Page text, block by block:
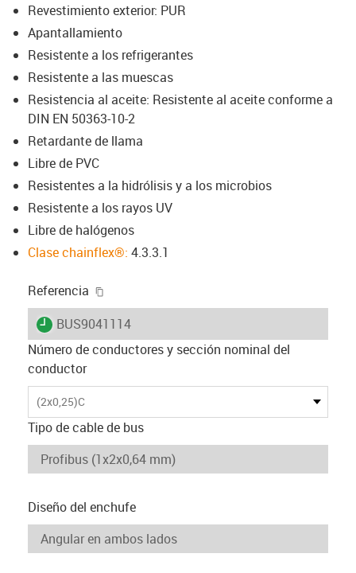
Revestimiento exterior: PUR
Apantallamiento
Resistente a los refrigerantes
Resistente a las muescas
Resistencia al aceite: Resistente al aceite conforme a
DIN EN 50363-10-2
Retardante de llama
Libre de PVC
Resistentes a la hidrólisis y a los microbios
Resistente a los rayos UV
Libre de halógenos
Clase chainflex®: 4.3.3.1
Referencia
igus-icon-lieferzeit
BUS9041114
Número de conductores y sección nominal del
conductor
(2x0,25)C
Tipo de cable de bus
Diseño del enchufe